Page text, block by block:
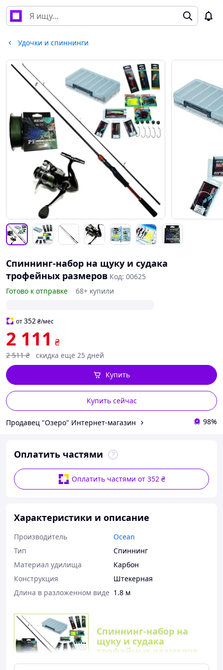
Удочки и спиннинги
Спиннинг-набор на щуку и судака
трофейных размеров Код: 00625
Готово к отправке
68+ купили
от352₴/мес
2 111 ₴
2 511 ₴ скидка еще 25 дней
Купить сейчас
Купить
Продавец "Озеро" Интернет-магазин 98%
Оплатить частями
Оплатить частями от 352 ₴
Характеристики и описание
Производитель
Ocean
Тип
Спиннинг
Материал удилища
Карбон
Конструкция
Штекерная
Длина в разложенном виде 1.8 м
Спиннинг-набор на
щуку и судака
трофейных размеров
(1.8м)